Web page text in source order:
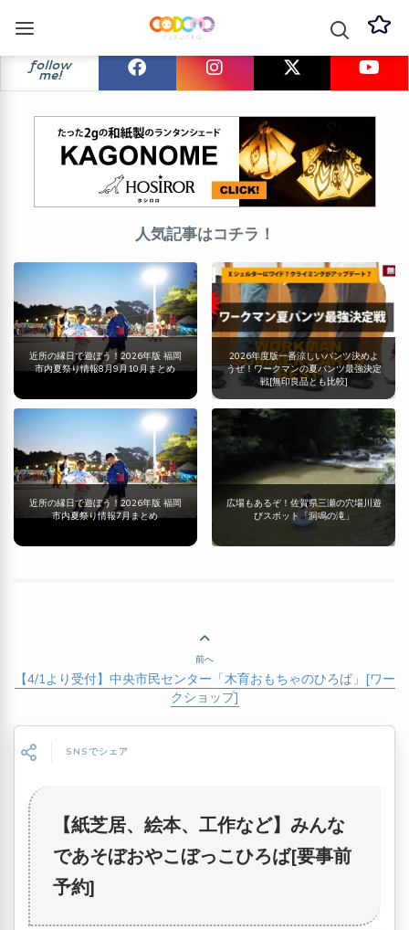
follow
me!
人気記事はコチラ！
近所の縁日で遊ぼう！2026年版 福岡
市内夏祭り情報8月9月10月まとめ
2026年度版一番涼しいパンツ決めよ
うぜ！ワークマンの夏パンツ最強決定
戦[無印良品とも比較]
近所の縁日で遊ぼう！2026年版 福岡
市内夏祭り情報7月まとめ
広場もあるぞ！佐賀県三瀬の穴場川遊
びスポット「洞鳴の滝」
前へ
【4/1より受付】中央市民センター「木育おもちゃのひろば」[ワー
クショップ]
SNSでシェア
【紙芝居、絵本、工作など】みんな
であそぼおやこぼっこひろば[要事前
予約]